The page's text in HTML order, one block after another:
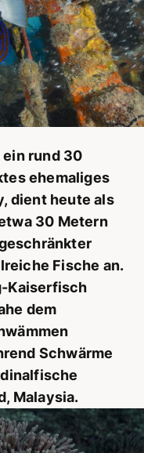
ein rund 30
ehemaliges
dient heute als
30 Metern
Fische an.
Kaiserfisch
dem
Schwärme
Malaysia.